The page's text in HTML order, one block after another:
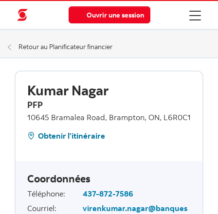
Ouvrir une session
Retour au Planificateur financier
Kumar Nagar
PFP
10645 Bramalea Road, Brampton, ON, L6R0C1
Obtenir l’itinéraire
Coordonnées
Téléphone:
437-872-7586
Courriel:
virenkumar.nagar@banques